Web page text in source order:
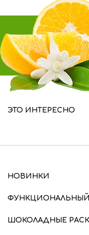
ЭТО ИНТЕРЕСНО
НОВИНКИ
ШОКОЛАДНЫЕ